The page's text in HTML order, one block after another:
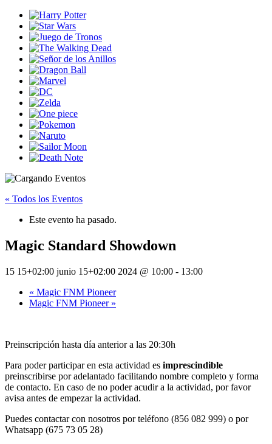
« Todos los Eventos
Este evento ha pasado.
Magic Standard Showdown
15 15+02:00 junio 15+02:00 2024 @ 10:00 - 13:00
« Magic FNM Pioneer
Magic FNM Pioneer »
Preinscripción hasta día anterior a las 20:30h
Para poder participar en esta actividad es imprescindible
preinscribirse por adelantado facilitando nombre completo y forma
de contacto. En caso de no poder acudir a la actividad, por favor
avisa antes de empezar la actividad.
Puedes contactar con nosotros por teléfono (856 082 999) o por
Whatsapp (675 73 05 28)